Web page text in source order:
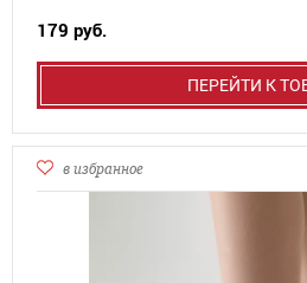
179 руб.
ПЕРЕЙТИ К
в избранное